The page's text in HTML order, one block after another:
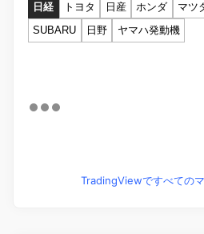
日経 トヨタ 日産 ホンダ マツ
SUBARU
日野 ヤマハ発動機
TradingViewですべての